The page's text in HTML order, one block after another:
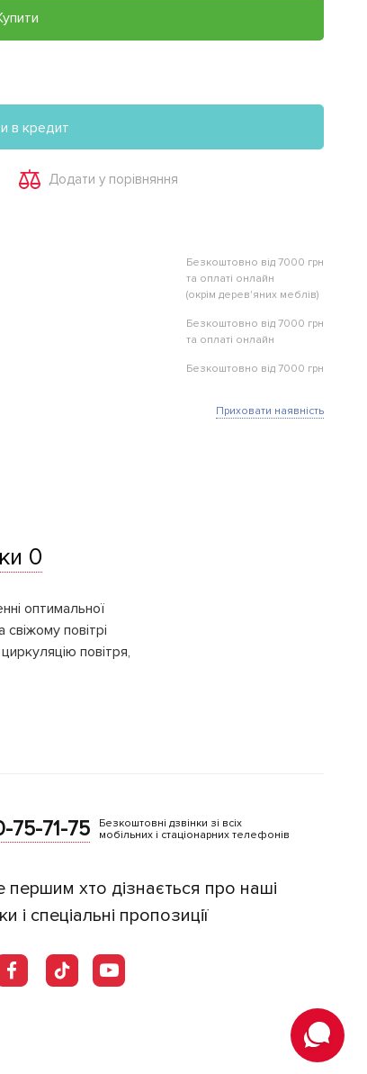
в кредит
Додати у порівняння
Безкоштовно від 7000 грн
та оплаті онлайн
(окрім дерев'яних меблів)
Безкоштовно від 7000 грн
та оплаті онлайн
Безкоштовно від 7000 грн
Приховати наявність
0
оптимальної
повітрі
повітря,
75-71-75
Безкоштовні дзвінки зі всіх
мобільних і стаціонарних телефонів
першим хто дізнається про наші
і спеціальні пропозиції